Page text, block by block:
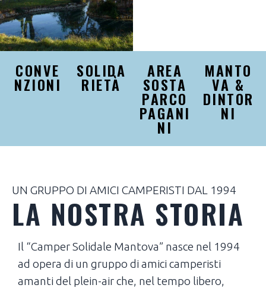
CONVE
NZIONI
SOLIDA
RIETÀ
AREA
SOSTA
PARCO
PAGANI
NI
MANTO
VA &
DINTOR
NI
UN GRUPPO DI AMICI CAMPERISTI DAL 1994
LA NOSTRA STORIA
Il “Camper Solidale Mantova” nasce nel 1994
ad opera di un gruppo di amici camperisti
amanti del plein-air che, nel tempo libero,